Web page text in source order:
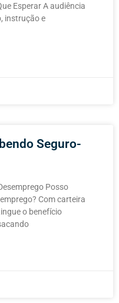
Esperar A audiência
instrução e
Seguro-
Posso
Com carteira
o benefício